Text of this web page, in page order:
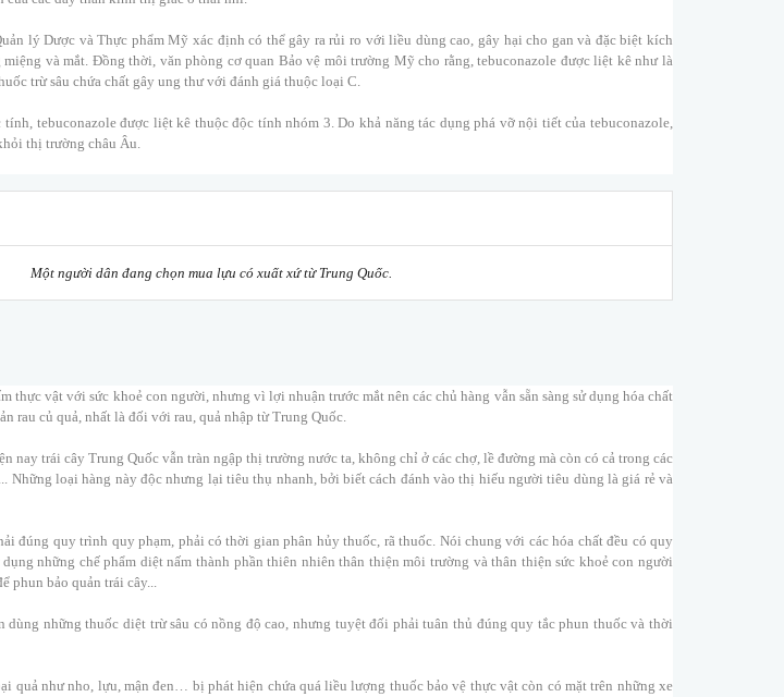
lý Dược và Thực phẩm Mỹ xác định có thể gây ra rủi ro với liều dùng cao, gây hại cho gan và đặc biệt kích
và mắt. Đồng thời, văn phòng cơ quan Bảo vệ môi trường Mỹ cho rằng, tebuconazole được liệt kê như là
trừ sâu chứa chất gây ung thư với đánh giá thuộc loại C.
tebuconazole được liệt kê thuộc độc tính nhóm 3. Do khả năng tác dụng phá vỡ nội tiết của tebuconazole,
thị trường châu Âu.
Một người dân đang chọn mua lựu có xuất xứ từ Trung Quốc.
thực vật với sức khoẻ con người, nhưng vì lợi nhuận trước mắt nên các chủ hàng vẫn sẵn sàng sử dụng hóa chất
rau củ quả, nhất là đối với rau, quả nhập từ Trung Quốc.
nay trái cây Trung Quốc vẫn tràn ngập thị trường nước ta, không chỉ ở các chợ, lề đường mà còn có cả trong các
Những loại hàng này độc nhưng lại tiêu thụ nhanh, bởi biết cách đánh vào thị hiếu người tiêu dùng là giá rẻ và
đúng quy trình quy phạm, phải có thời gian phân hủy thuốc, rã thuốc. Nói chung với các hóa chất đều có quy
những chế phẩm diệt nấm thành phần thiên nhiên thân thiện môi trường và thân thiện sức khoẻ con người
phun bảo quản trái cây...
dùng những thuốc diệt trừ sâu có nồng độ cao, nhưng tuyệt đối phải tuân thủ đúng quy tắc phun thuốc và thời
quả như nho, lựu, mận đen… bị phát hiện chứa quá liều lượng thuốc bảo vệ thực vật còn có mặt trên những xe